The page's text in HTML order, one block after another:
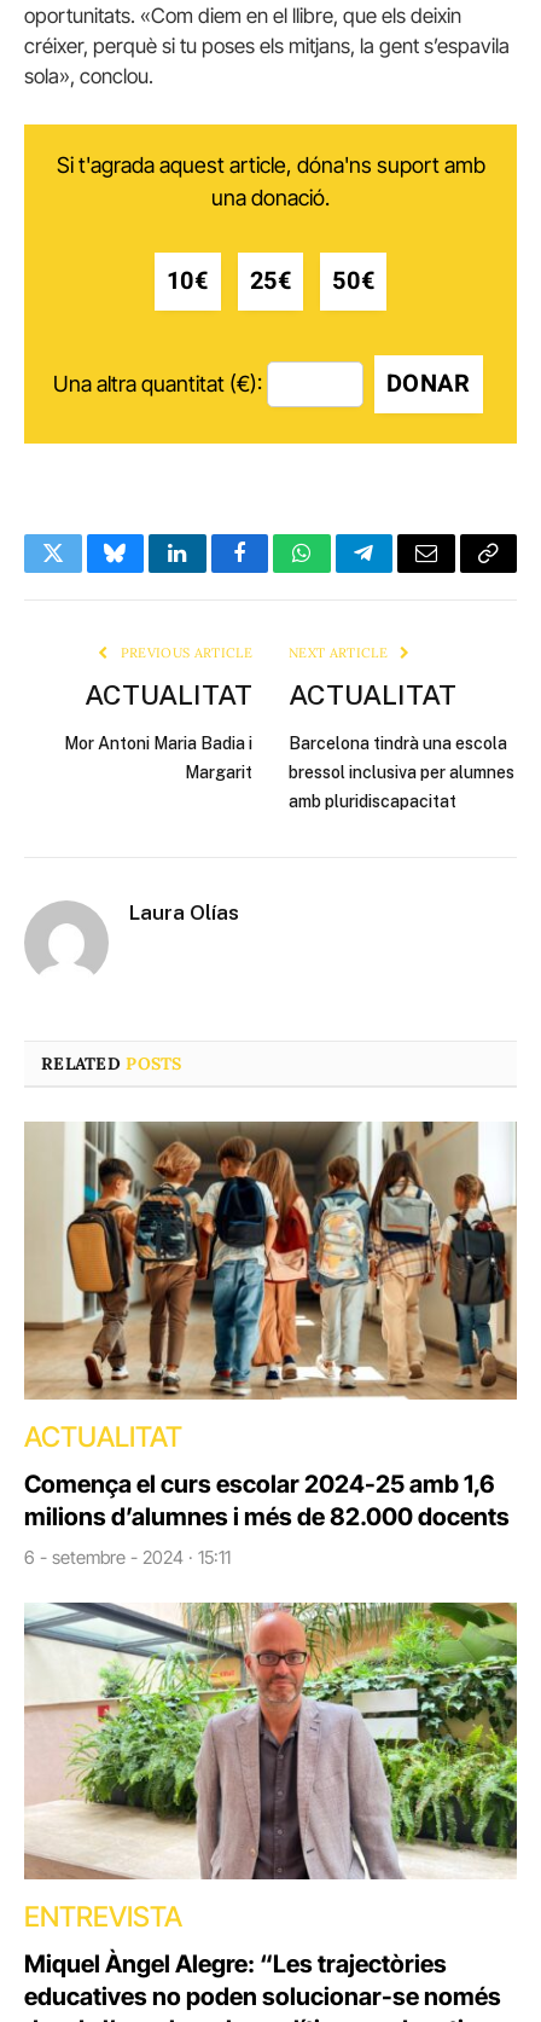
oportunitats. «Com diem en el llibre, que els deixin
créixer, perquè si tu poses els mitjans, la gent s’espavila
sola», conclou.
Si t'agrada aquest article, dóna'ns suport amb
una donació.
10€ 25€ 50€
Una altra quantitat (€): DONAR
TwitterBlueskyLinkedInFacebookWhatsAppTelegramEmail Copy
PREVIOUS ARTICLE
ACTUALITAT
Mor Antoni Maria Badia i
Margarit
NEXT ARTICLE
ACTUALITAT
Barcelona tindrà una escola
bressol inclusiva per alumnes
amb pluridiscapacitat
Laura Olías
RELATEDPOSTS
ACTUALITAT
Comença el curs escolar 2024-25 amb 1,6
milions d’alumnes i més de 82.000 docents
6 - setembre - 2024 · 15:11
ENTREVISTA
Miquel Àngel Alegre: “Les trajectòries
educatives no poden solucionar-se només